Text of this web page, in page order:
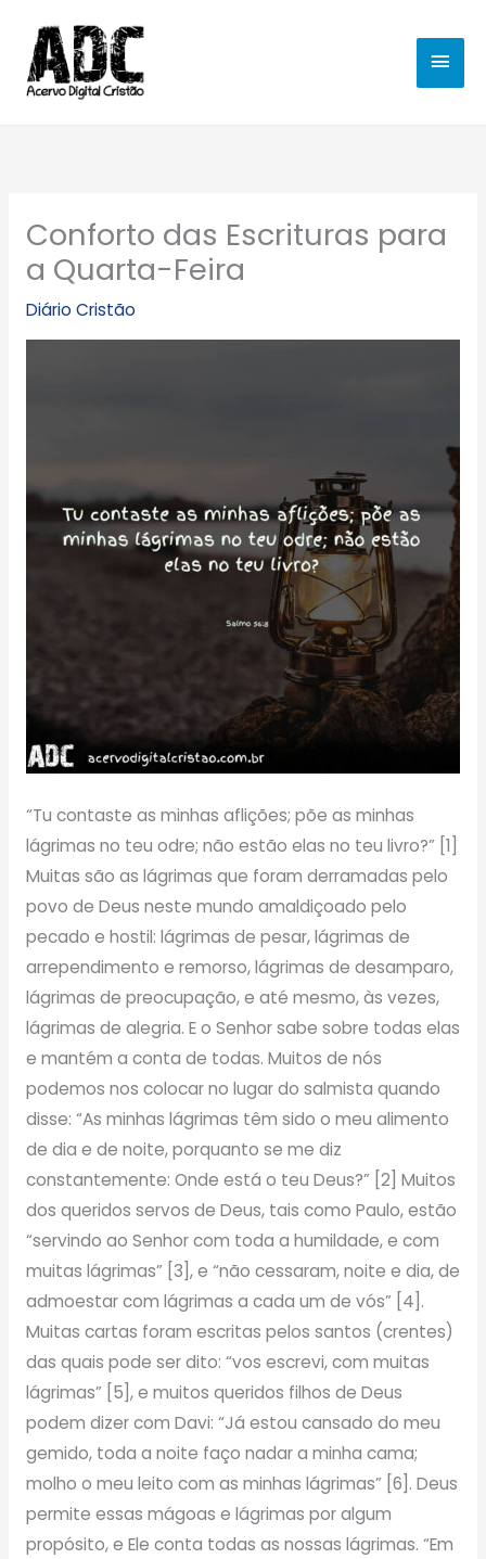
para
conteúdo
Conforto das Escrituras para
a Quarta-Feira
Diário Cristão
“Tu contaste as minhas aflições; põe as minhas
lágrimas no teu odre; não estão elas no teu livro?” [1]
Muitas são as lágrimas que foram derramadas pelo
povo de Deus neste mundo amaldiçoado pelo
pecado e hostil: lágrimas de pesar, lágrimas de
arrependimento e remorso, lágrimas de desamparo,
lágrimas de preocupação, e até mesmo, às vezes,
lágrimas de alegria. E o Senhor sabe sobre todas elas
e mantém a conta de todas. Muitos de nós
podemos nos colocar no lugar do salmista quando
disse: “As minhas lágrimas têm sido o meu alimento
de dia e de noite, porquanto se me diz
constantemente: Onde está o teu Deus?” [2] Muitos
dos queridos servos de Deus, tais como Paulo, estão
“servindo ao Senhor com toda a humildade, e com
muitas lágrimas” [3], e “não cessaram, noite e dia, de
admoestar com lágrimas a cada um de vós” [4].
Muitas cartas foram escritas pelos santos (crentes)
das quais pode ser dito: “vos escrevi, com muitas
lágrimas” [5], e muitos queridos filhos de Deus
podem dizer com Davi: “Já estou cansado do meu
gemido, toda a noite faço nadar a minha cama;
molho o meu leito com as minhas lágrimas” [6]. Deus
permite essas mágoas e lágrimas por algum
propósito, e Ele conta todas as nossas lágrimas. “Em